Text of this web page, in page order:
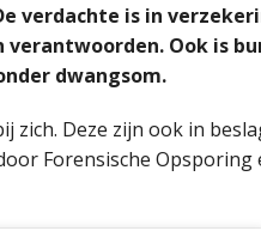
verdachte is in
Ook is
dwangsom.
zich. Deze zijn ook in
Forensische Opsporing